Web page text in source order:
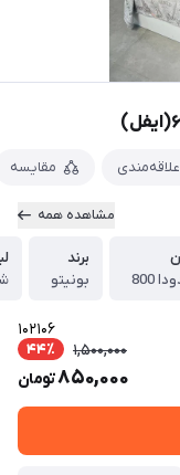
علاقه‌مندی مقایسه
مشاهده همه
800
برند
بونیتو
102106
1,500,000 44٪
850,000تومان